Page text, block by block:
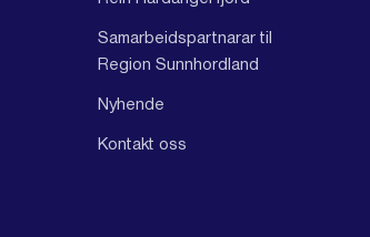
Samarbeidspartnarar til
Region Sunnhordland
Nyhende
Kontakt oss